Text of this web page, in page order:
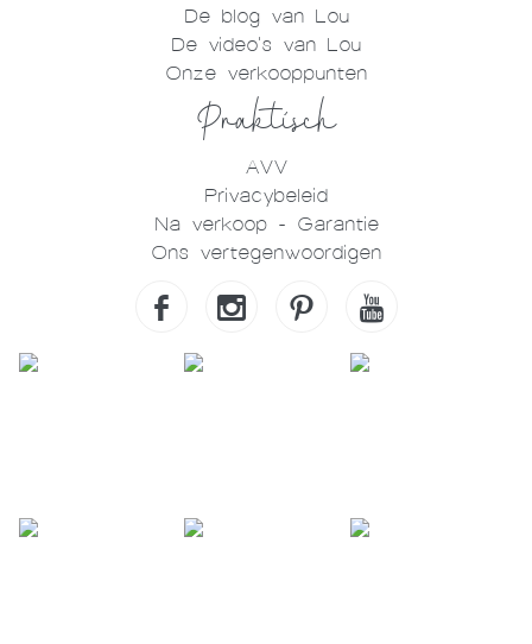
De blog van Lou
De video's van Lou
Onze verkooppunten
Praktisch
AVV
Privacybeleid
Na verkoop - Garantie
Ons vertegenwoordigen